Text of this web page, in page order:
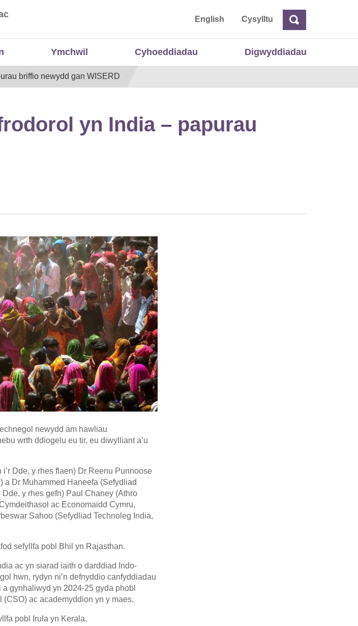
ac Economaidd a Data Cymru English CysylltuChwilio
Ymchwil Cyhoeddiadau Digwyddiadau
briffio newydd gan WISERD
yn India – papurau
newydd am hawliau
wrth ddiogelu eu tir, eu diwylliant a’u
i’r Dde, y rhes flaen) Dr Reenu Punnoose
a Dr Muhammed Haneefa (Sefydliad
Dde, y rhes gefn) Paul Chaney (Athro
ac Economaidd Cymru,
Sahoo (Sefydliad Technoleg India,
sefyllfa pobl Bhil yn Rajasthan.
ac yn siarad iaith o darddiad Indo-
hwn, rydyn ni’n defnyddio canfyddiadau
gynhaliwyd yn 2024-25 gyda phobl
(CSO) ac academyddion yn y maes.
pobl Irula yn Kerala.